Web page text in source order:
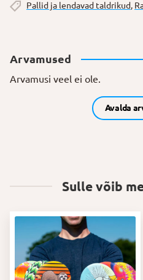
Pallid ja lendavad taldrikud,
Arvamused
Arvamusi veel ei ole.
Avalda
Sulle võib